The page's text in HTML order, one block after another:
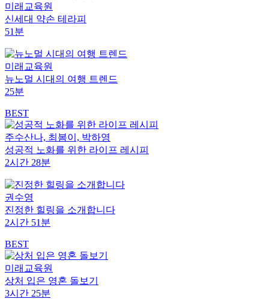
미래교육원
신세대 약손 테라피
51분
미래교육원
뉴노멀 시대의 여행 트렌드
25분
BEST
주수산나, 최봄이, 박하영
성공적 노화를 위한 라이프 레시피
2시간 28분
권수영
진정한 힐링을 소개합니다
2시간 51분
BEST
미래교육원
상처 입은 영혼 돌보기
3시간 25분